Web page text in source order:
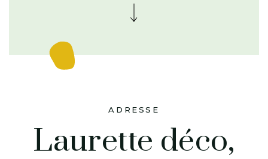
ADRESSE
Laurette déco,